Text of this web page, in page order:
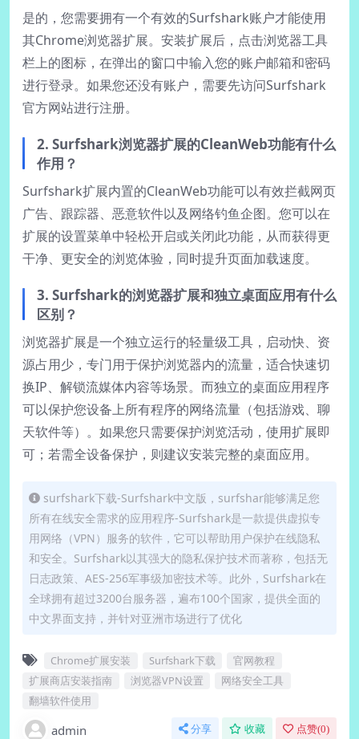
是的，您需要拥有一个有效的Surfshark账户才能使用
其Chrome浏览器扩展。安装扩展后，点击浏览器工具
栏上的图标，在弹出的窗口中输入您的账户邮箱和密码
进行登录。如果您还没有账户，需要先访问Surfshark
官方网站进行注册。
2. Surfshark浏览器扩展的CleanWeb功能有什么
作用？
Surfshark扩展内置的CleanWeb功能可以有效拦截网页
广告、跟踪器、恶意软件以及网络钓鱼企图。您可以在
扩展的设置菜单中轻松开启或关闭此功能，从而获得更
干净、更安全的浏览体验，同时提升页面加载速度。
3. Surfshark的浏览器扩展和独立桌面应用有什么
区别？
浏览器扩展是一个独立运行的轻量级工具，启动快、资
源占用少，专门用于保护浏览器内的流量，适合快速切
换IP、解锁流媒体内容等场景。而独立的桌面应用程序
可以保护您设备上所有程序的网络流量（包括游戏、聊
天软件等）。如果您只需要保护浏览活动，使用扩展即
可；若需全设备保护，则建议安装完整的桌面应用。
surfshark下载-Surfshark中文版，surfshar能够满足您
所有在线安全需求的应用程序-Surfshark是一款提供虚拟专
用网络（VPN）服务的软件，它可以帮助用户保护在线隐私
和安全。Surfshark以其强大的隐私保护技术而著称，包括无
日志政策、AES-256军事级加密技术等。此外，Surfshark在
全球拥有超过3200台服务器，遍布100个国家，提供全面的
中文界面支持，并针对亚洲市场进行了优化
Chrome扩展安装 Surfshark下载
官网教程
扩展商店安装指南
浏览器VPN设置
网络安全工具
翻墙软件使用
admin 分享 收藏 点赞(0)